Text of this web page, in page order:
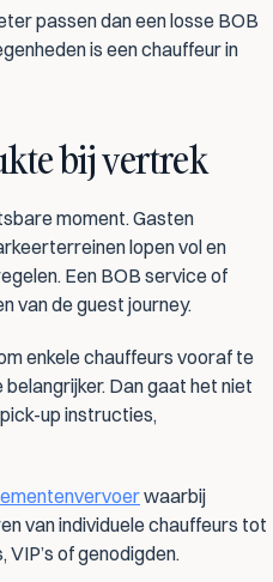
passen dan een losse BOB
is een chauffeur in
bij vertrek
moment. Gasten
lopen vol en
Een BOB service of
van de guest journey.
enkele chauffeurs vooraf te
Dan gaat het niet
up instructies,
waarbij
van individuele chauffeurs tot
of genodigden.